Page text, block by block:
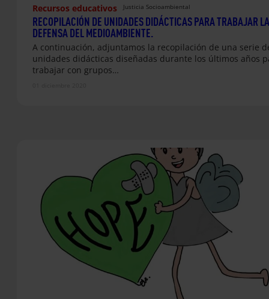
Recursos educativos Justicia Socioambiental
RECOPILACIÓN DE UNIDADES DIDÁCTICAS PARA TRABAJAR LA
DEFENSA DEL MEDIOAMBIENTE.
A continuación, adjuntamos la recopilación de una serie
unidades didácticas diseñadas durante los últimos años
trabajar con grupos…